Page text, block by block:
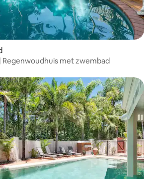
Regenwoudhuis met zwembad